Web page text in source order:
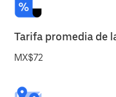
Tarifa promedia de
MX$72